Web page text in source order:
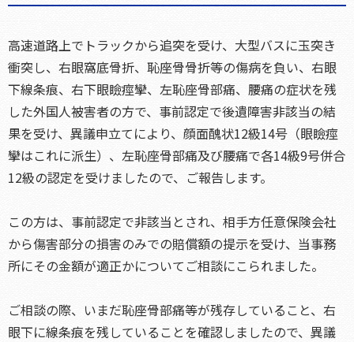
高速道路上でトラックから追突を受け、大型バスに玉突き
衝突し、右眼窩底骨折、恥座骨骨折等の傷病を負い、右眼
下線条痕、右下眼瞼痙攣、左恥座骨部痛、腰痛の症状を残
した外国人被害者の方で、事前認定で後遺障害非該当の結
果を受け、異議申立てにより、顔面醜状12級14号（眼瞼痙
攣はこれに派生）、左恥座骨部痛及び腰痛で各14級9号併合
12級の認定を受けましたので、ご報告します。
この方は、事前認定で非該当とされ、相手方任意保険会社
から傷害部分の損害のみでの賠償額の提示を受け、当事務
所にその金額が適正かについてご相談にこられました。
ご相談の際、いまだ恥座骨部痛等が残存していること、右
眼下に線条痕を残していることを確認しましたので、異議